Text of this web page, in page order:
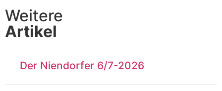
Weitere
Artikel
Der Niendorfer 6/7-2026